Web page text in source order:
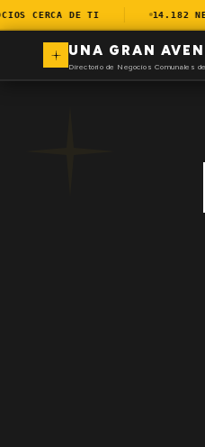
CERCA DE TI 14.182
UNA GRAN
Directorio de Negocios Comunales